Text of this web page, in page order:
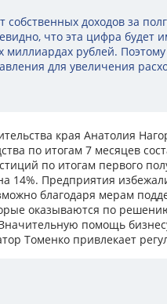
собственных доходов за
что эта цифра будет
миллиардах рублей.
для увеличения
края Анатолия
по итогам 7 месяцев
по итогам первого
14%. Предприятия
благодаря мерам
оказываются по
помощь
Томенко привлекает